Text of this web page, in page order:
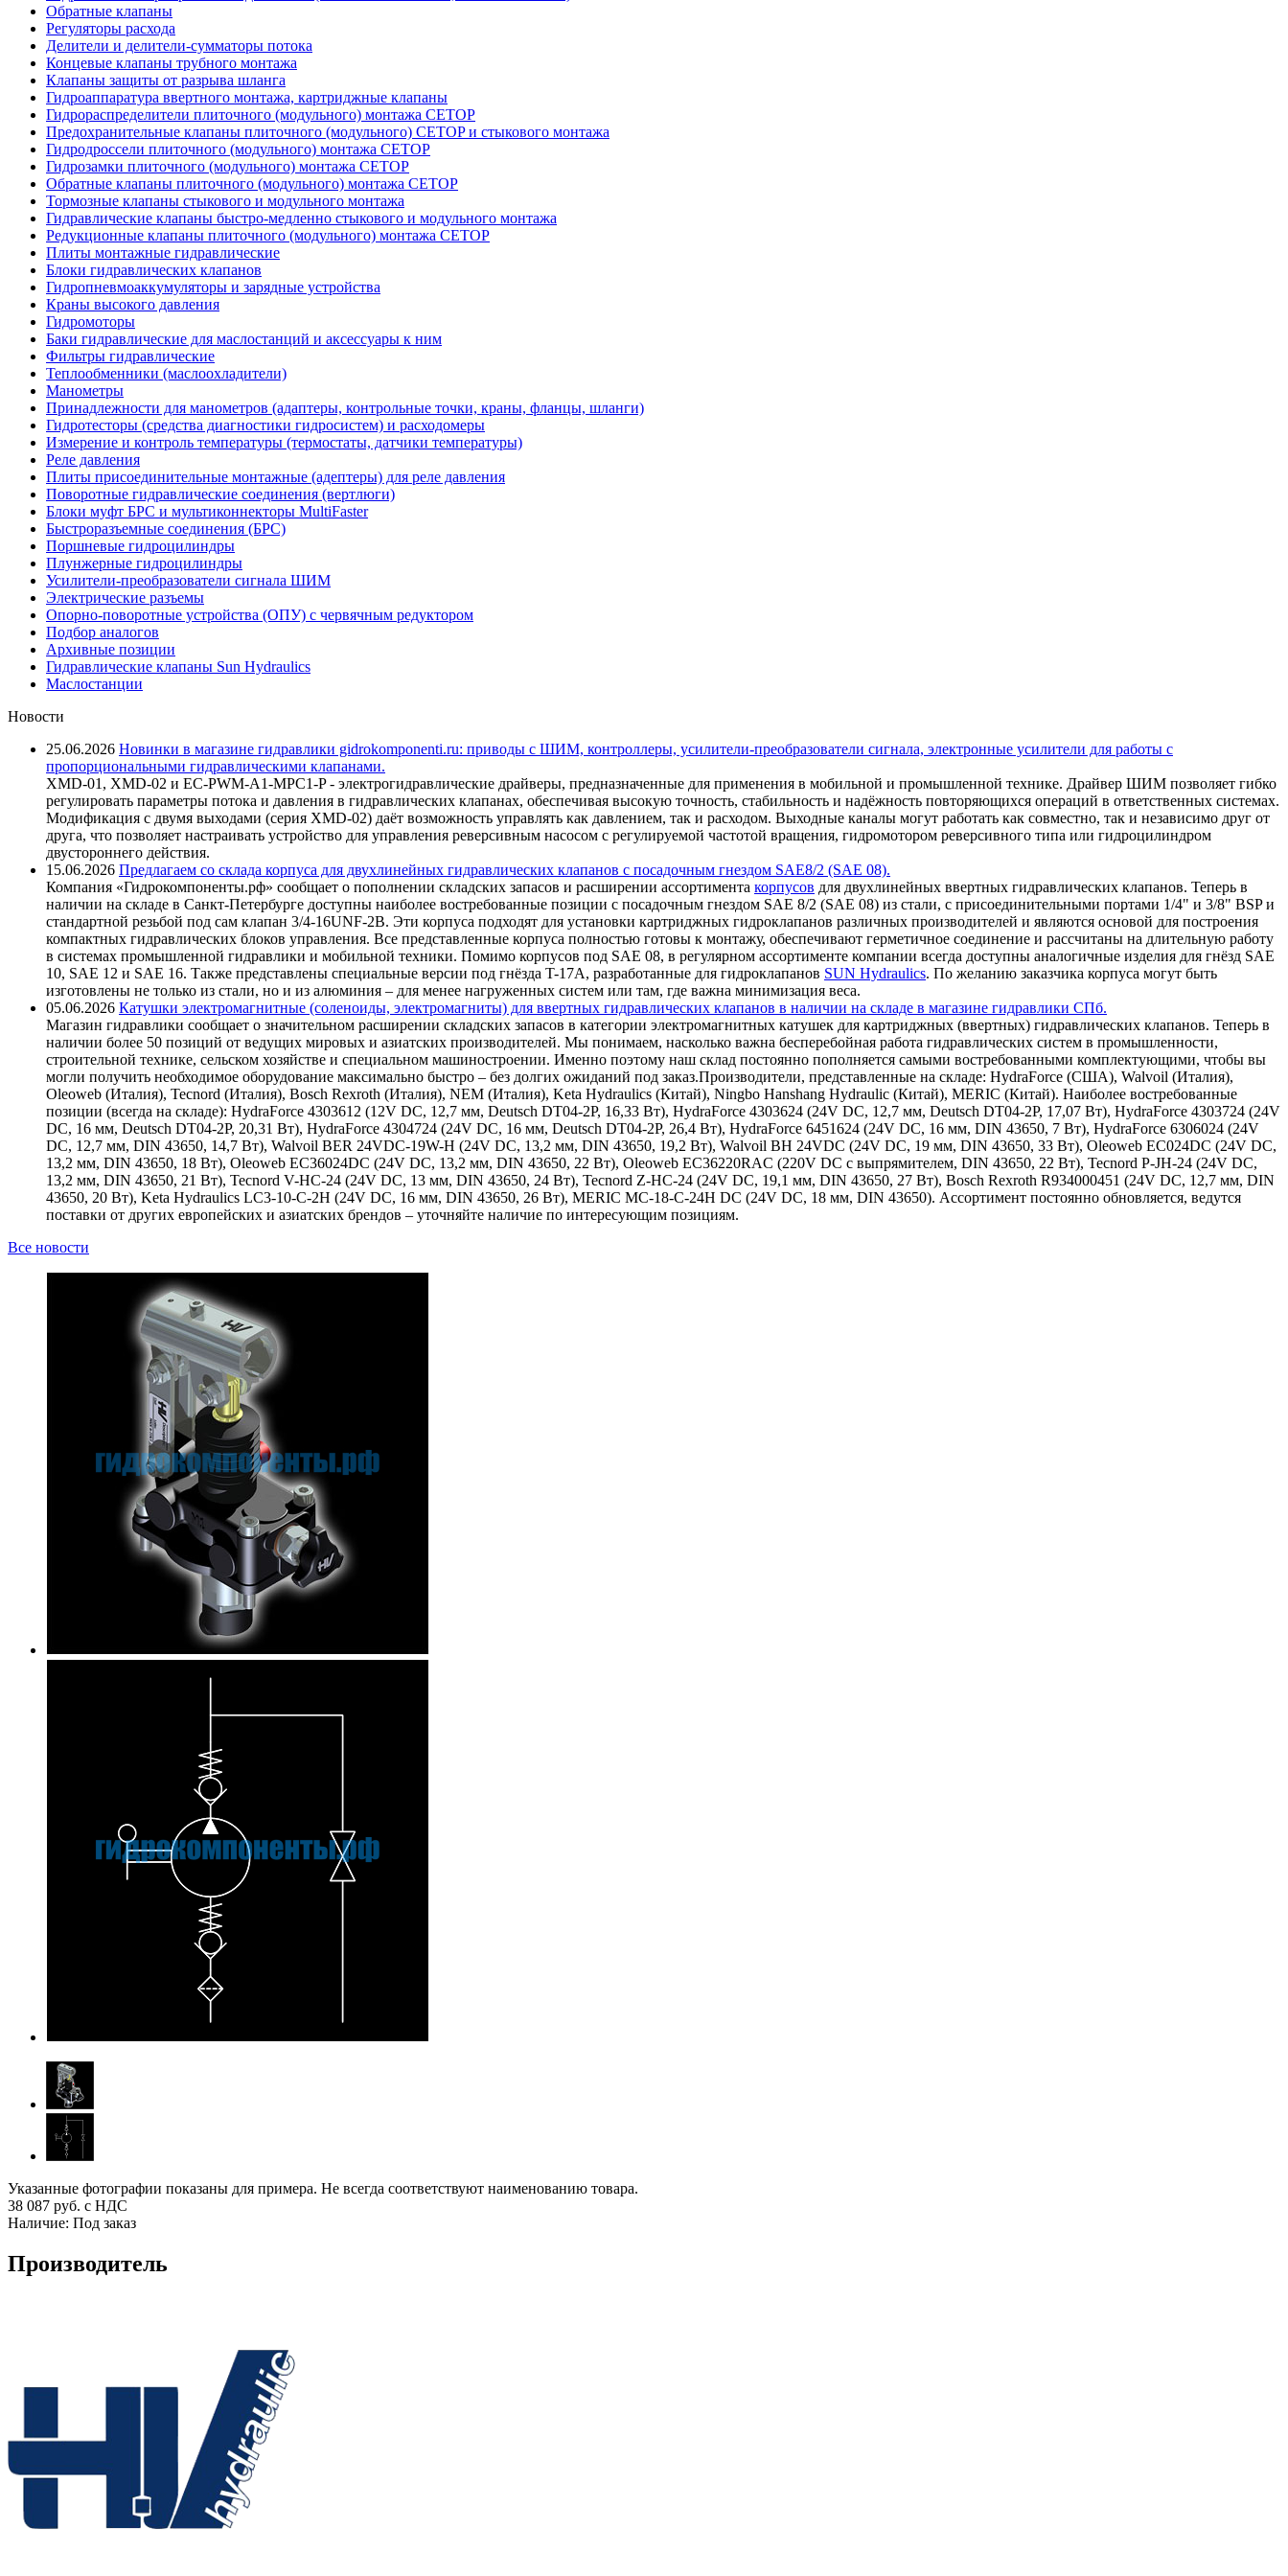
Обратные клапаны
Регуляторы расхода
Делители и делители-сумматоры потока
Концевые клапаны трубного монтажа
Клапаны защиты от разрыва шланга
Гидроаппаратура ввертного монтажа, картриджные клапаны
Гидрораспределители плиточного (модульного) монтажa CETOP
Предохранительные клапаны плиточного (модульного) CETOP и стыкового монтажа
Гидродроссели плиточного (модульного) монтажа CETOP
Гидрозамки плиточного (модульного) монтажа CETOP
Обратные клапаны плиточного (модульного) монтажа CETOP
Тормозные клапаны стыкового и модульного монтажа
Гидравлические клапаны быстро-медленно стыкового и модульного монтажа
Редукционные клапаны плиточного (модульного) монтажа CETOP
Плиты монтажные гидравлические
Блоки гидравлических клапанов
Гидропневмоаккумуляторы и зарядные устройства
Краны высокого давления
Гидромоторы
Баки гидравлические для маслостанций и аксессуары к ним
Фильтры гидравлические
Теплообменники (маслоохладители)
Манометры
Принадлежности для манометров (адаптеры, контрольные точки, краны, фланцы, шланги)
Гидротесторы (средства диагностики гидросистем) и расходомеры
Измерение и контроль температуры (термостаты, датчики температуры)
Реле давления
Плиты присоединительные монтажные (адептеры) для реле давления
Поворотные гидравлические соединения (вертлюги)
Блоки муфт БРС и мультиконнекторы MultiFaster
Быстроразъемные соединения (БРС)
Поршневые гидроцилиндры
Плунжерные гидроцилиндры
Усилители-преобразователи сигнала ШИМ
Электрические разъемы
Опорно-поворотные устройства (ОПУ) с червячным редуктором
Подбор аналогов
Архивные позиции
Гидравлические клапаны Sun Hydraulics
Маслостанции
Новости
25.06.2026 Новинки в магазине гидравлики gidrokomponenti.ru: приводы с ШИМ, контроллеры, усилители-преобразователи сигнала, электронные усилители для работы с
пропорциональными гидравлическими клапанами.
XMD-01, XMD-02 и EC-PWM-A1-MPC1-P - электрогидравлические драйверы, предназначенные для применения в мобильной и промышленной технике. Драйвер ШИМ позволяет гибко
регулировать параметры потока и давления в гидравлических клапанах, обеспечивая высокую точность, стабильность и надёжность повторяющихся операций в ответственных системах.
Модификация с двумя выходами (серия XMD-02) даёт возможность управлять как давлением, так и расходом. Выходные каналы могут работать как совместно, так и независимо друг от
друга, что позволяет настраивать устройство для управления реверсивным насосом с регулируемой частотой вращения, гидромотором реверсивного типа или гидроцилиндром
двустороннего действия.
15.06.2026 Предлагаем со склада корпуса для двухлинейных гидравлических клапанов с посадочным гнездом SAE8/2 (SAE 08).
Компания «Гидрокомпоненты.рф» сообщает о пополнении складских запасов и расширении ассортимента корпусов для двухлинейных ввертных гидравлических клапанов. Теперь в
наличии на складе в Санкт-Петербурге доступны наиболее востребованные позиции с посадочным гнездом SAE 8/2 (SAE 08) из стали, с присоединительными портами 1/4" и 3/8" BSP и
стандартной резьбой под сам клапан 3/4-16UNF-2B. Эти корпуса подходят для установки картриджных гидроклапанов различных производителей и являются основой для построения
компактных гидравлических блоков управления. Все представленные корпуса полностью готовы к монтажу, обеспечивают герметичное соединение и рассчитаны на длительную работу
в системах промышленной гидравлики и мобильной техники. Помимо корпусов под SAE 08, в регулярном ассортименте компании всегда доступны аналогичные изделия для гнёзд SAE
10, SAE 12 и SAE 16. Также представлены специальные версии под гнёзда T-17A, разработанные для гидроклапанов SUN Hydraulics. По желанию заказчика корпуса могут быть
изготовлены не только из стали, но и из алюминия – для менее нагруженных систем или там, где важна минимизация веса.
05.06.2026 Катушки электромагнитные (соленоиды, электромагниты) для ввертных гидравлических клапанов в наличии на складе в магазине гидравлики СПб.
Магазин гидравлики сообщает о значительном расширении складских запасов в категории электромагнитных катушек для картриджных (ввертных) гидравлических клапанов. Теперь в
наличии более 50 позиций от ведущих мировых и азиатских производителей. Мы понимаем, насколько важна бесперебойная работа гидравлических систем в промышленности,
строительной технике, сельском хозяйстве и специальном машиностроении. Именно поэтому наш склад постоянно пополняется самыми востребованными комплектующими, чтобы вы
могли получить необходимое оборудование максимально быстро – без долгих ожиданий под заказ.Производители, представленные на складе: HydraForce (США), Walvoil (Италия),
Oleoweb (Италия), Tecnord (Италия), Bosch Rexroth (Италия), NEM (Италия), Keta Hydraulics (Китай), Ningbo Hanshang Hydraulic (Китай), MERIC (Китай). Наиболее востребованные
позиции (всегда на складе): HydraForce 4303612 (12V DC, 12,7 мм, Deutsch DT04-2P, 16,33 Вт), HydraForce 4303624 (24V DC, 12,7 мм, Deutsch DT04-2P, 17,07 Вт), HydraForce 4303724 (24V
DC, 16 мм, Deutsch DT04-2P, 20,31 Вт), HydraForce 4304724 (24V DC, 16 мм, Deutsch DT04-2P, 26,4 Вт), HydraForce 6451624 (24V DC, 16 мм, DIN 43650, 7 Вт), HydraForce 6306024 (24V
DC, 12,7 мм, DIN 43650, 14,7 Вт), Walvoil BER 24VDC-19W-H (24V DC, 13,2 мм, DIN 43650, 19,2 Вт), Walvoil BH 24VDC (24V DC, 19 мм, DIN 43650, 33 Вт), Oleoweb EC024DC (24V DC,
13,2 мм, DIN 43650, 18 Вт), Oleoweb EC36024DC (24V DC, 13,2 мм, DIN 43650, 22 Вт), Oleoweb EC36220RAC (220V DC с выпрямителем, DIN 43650, 22 Вт), Tecnord P-JH-24 (24V DC,
13,2 мм, DIN 43650, 21 Вт), Tecnord V-HC-24 (24V DC, 13 мм, DIN 43650, 24 Вт), Tecnord Z-HC-24 (24V DC, 19,1 мм, DIN 43650, 27 Вт), Bosch Rexroth R934000451 (24V DC, 12,7 мм, DIN
43650, 20 Вт), Keta Hydraulics LC3-10-C-2H (24V DC, 16 мм, DIN 43650, 26 Вт), MERIC MC-18-C-24H DC (24V DC, 18 мм, DIN 43650). Ассортимент постоянно обновляется, ведутся
поставки от других европейских и азиатских брендов – уточняйте наличие по интересующим позициям.
Все новости
Указанные фотографии показаны для примера. Не всегда соответствуют наименованию товара.
38 087 руб. с НДС
Наличие: Под заказ
Производитель